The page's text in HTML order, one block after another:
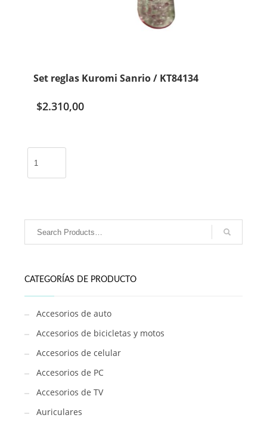
Set reglas Kuromi Sanrio / KT84134
$2.310,00
reglas
Kuromi
KT84134
cantidad
CATEGORÍAS DE PRODUCTO
Accesorios de auto
Accesorios de bicicletas y motos
Accesorios de celular
Accesorios de PC
Accesorios de TV
Auriculares